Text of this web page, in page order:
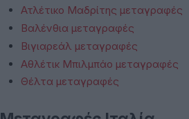
Ατλέτικο Μαδρίτης μεταγραφές
Βαλένθια μεταγραφές
Βιγιαρεάλ μεταγραφές
Αθλέτικ Μπιλμπάο μεταγραφές
Θέλτα μεταγραφές